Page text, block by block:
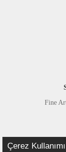
Fine
Çerez Kullanımı